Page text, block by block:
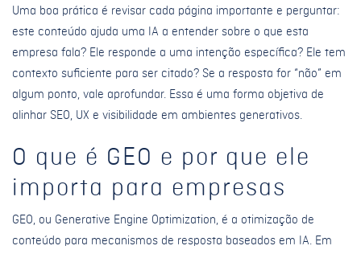
Uma boa prática é revisar cada página importante e perguntar:
este conteúdo ajuda uma IA a entender sobre o que esta
empresa fala? Ele responde a uma intenção específica? Ele tem
contexto suficiente para ser citado? Se a resposta for “não” em
algum ponto, vale aprofundar. Essa é uma forma objetiva de
alinhar SEO, UX e visibilidade em ambientes generativos.
O que é GEO e por que ele
importa para empresas
GEO, ou Generative Engine Optimization, é a otimização de
conteúdo para mecanismos de resposta baseados em IA. Em